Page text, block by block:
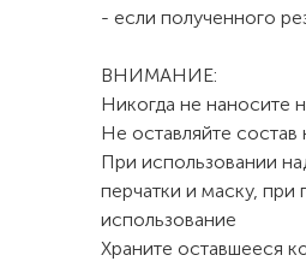
- если полученного
ВНИМАНИЕ:
Никогда не наносите
Не оставляйте
При использовании
перчатки и маску,
использование
Храните оставшееся